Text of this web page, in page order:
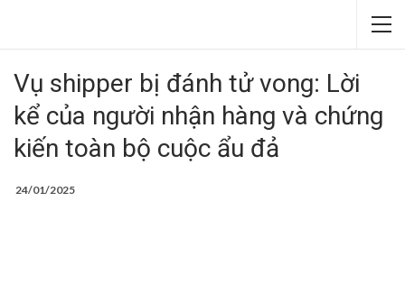
Vụ shipper bị đánh tử vong: Lời
kể của người nhận hàng và chứng
kiến toàn bộ cuộc ẩu đả
24/01/2025